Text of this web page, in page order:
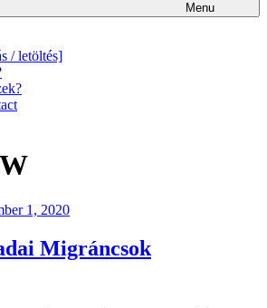
Menu
/ letöltés]
1, 2020
Migráncsok